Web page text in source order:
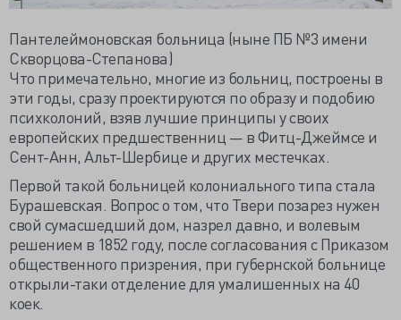
Пантелеймоновская больница (ныне ПБ №3 имени
Скворцова-Степанова)
Что примечательно, многие из больниц, построены в
эти годы, сразу проектируются по образу и подобию
психколоний, взяв лучшие принципы у своих
европейских предшественниц — в Фитц-Джеймсе и
Сент-Анн, Альт-Шербице и других местечках.
Первой такой больницей колониального типа стала
Бурашевская. Вопрос о том, что Твери позарез нужен
свой сумасшедший дом, назрел давно, и волевым
решением в 1852 году, после согласования с Приказом
общественного призрения, при губернской больнице
открыли-таки отделение для умалишенных на 40
коек.